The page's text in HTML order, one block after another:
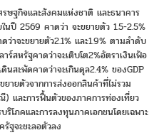
ษฐกิจและสังคมแห่งชาติ และธนาคาร
นปี 2569 คาดว่า จะขยายตัว 1.5-2.5%
ว่าจะขยายตัว2.1% และ1.9% ตามลำดับ
สหรัฐคาดว่าจะเติบโต2%อัตราเงินเฟ้อ
สะพัดคาดว่าจะเกินดุล2.4% ของGDP
ายตัวจากการส่งออกสินค้าที่ไม่รวม
และการฟื้นตัวของภาคการท่องเที่ยว
โภคและการลงทุนภาคเอกชนโดยเฉพาะ
ฐจะชะลอตัวลง